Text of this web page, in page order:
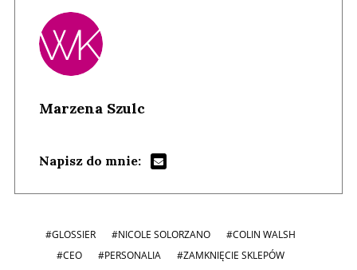
Marzena Szulc
Napisz do mnie:
#GLOSSIER #NICOLE SOLORZANO
#COLIN WALSH
#CEO
#PERSONALIA #ZAMKNIĘCIE SKLEPÓW